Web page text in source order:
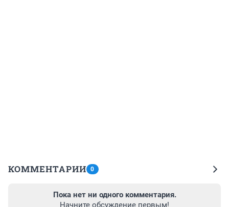
КОММЕНТАРИИ 0
Пока нет ни одного комментария.
Начните обсуждение первым!